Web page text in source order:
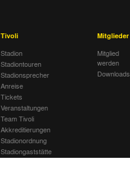
Tivoli
Stadion
Stadiontouren
Stadionsprecher
Anreise
Tickets
Veranstaltungen
Team Tivoli
Akkreditierungen
Stadionordnung
Stadiongaststätte
Klömpchensklub
Mitglieder
Mitglied
werden
Downloads